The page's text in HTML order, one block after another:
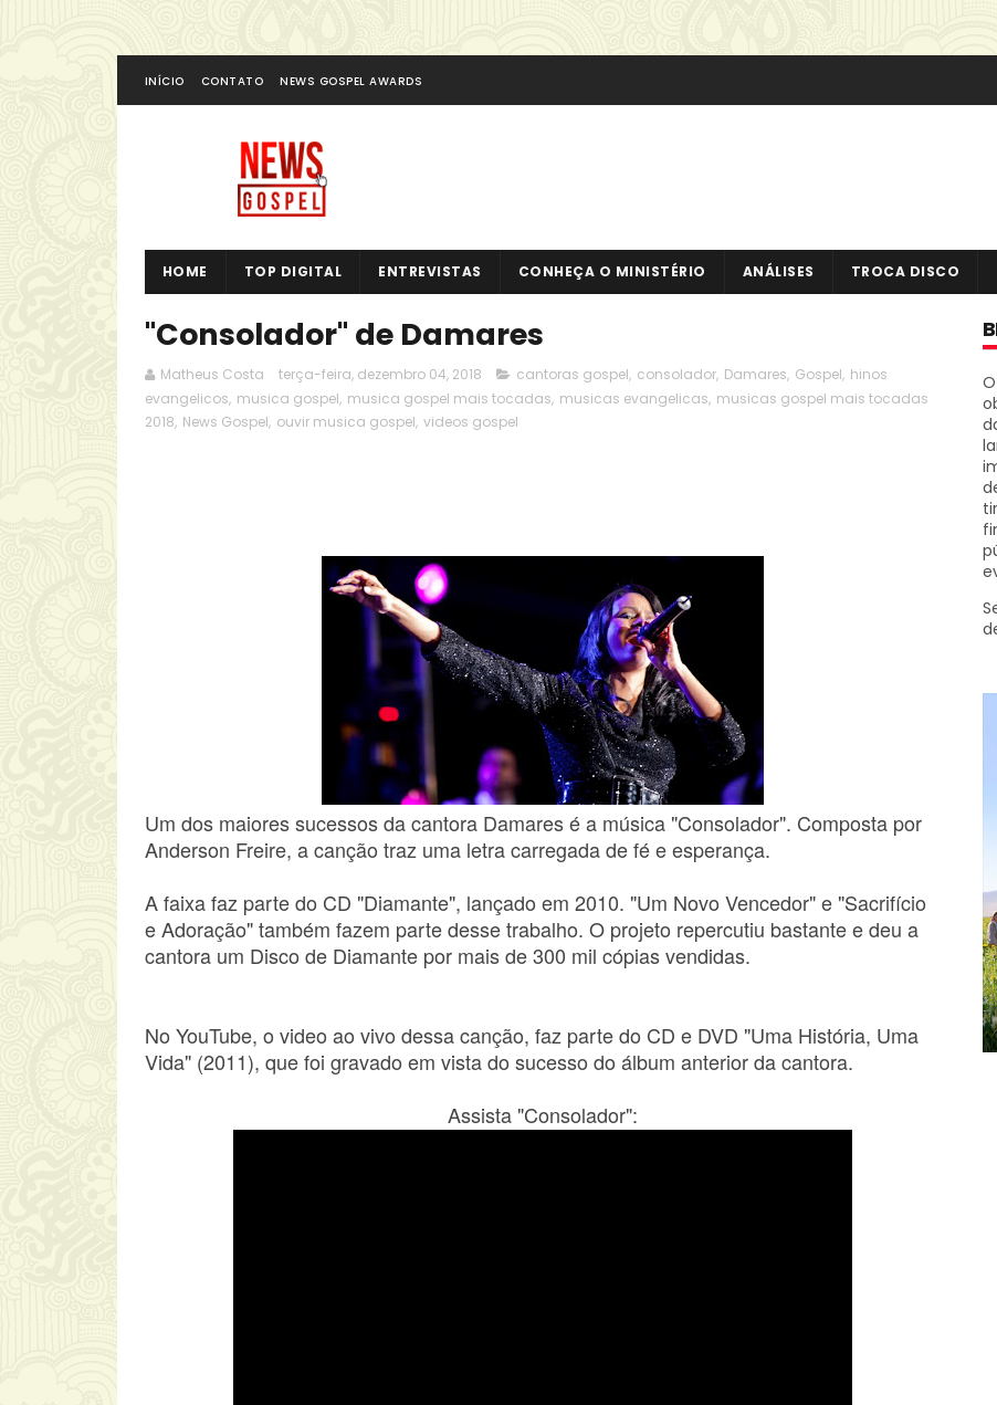
INÍCIO CONTATO NEWS GOSPEL AWARDS
HOME TOP DIGITAL ENTREVISTAS CONHEÇA O MINISTÉRIO ANÁLISES TROCA DISCO
"Consolador" de Damares
Matheus Costa terça-feira, dezembro 04, 2018 cantoras gospel, consolador, Damares, Gospel, hinos
evangelicos, musica gospel, musica gospel mais tocadas, musicas evangelicas, musicas gospel mais tocadas
2018, News Gospel, ouvir musica gospel, videos gospel
Um dos maiores sucessos da cantora Damares é a música "Consolador". Composta por
Anderson Freire, a canção traz uma letra carregada de fé e esperança.
A faixa faz parte do CD "Diamante", lançado em 2010. "Um Novo Vencedor" e "Sacrifício
e Adoração" também fazem parte desse trabalho. O projeto repercutiu bastante e deu a
cantora um Disco de Diamante por mais de 300 mil cópias vendidas.
No YouTube, o video ao vivo dessa canção, faz parte do CD e DVD "Uma História, Uma
Vida" (2011), que foi gravado em vista do sucesso do álbum anterior da cantora.
Assista "Consolador":